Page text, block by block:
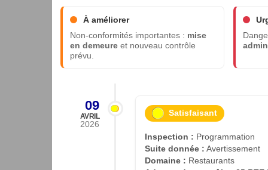
À améliorer
Non-conformités importantes : mise
en demeure et nouveau contrôle
prévu.
09
AVRIL
2026
Satisfaisant
Inspection : Programmation
Suite donnée : Avertissement
Domaine : Restaurants